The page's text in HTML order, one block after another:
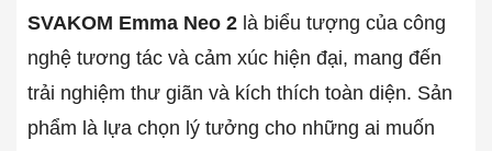
SVAKOM Emma Neo 2 là biểu tượng của công
nghệ tương tác và cảm xúc hiện đại, mang đến
trải nghiệm thư giãn và kích thích toàn diện. Sản
phẩm là lựa chọn lý tưởng cho những ai muốn